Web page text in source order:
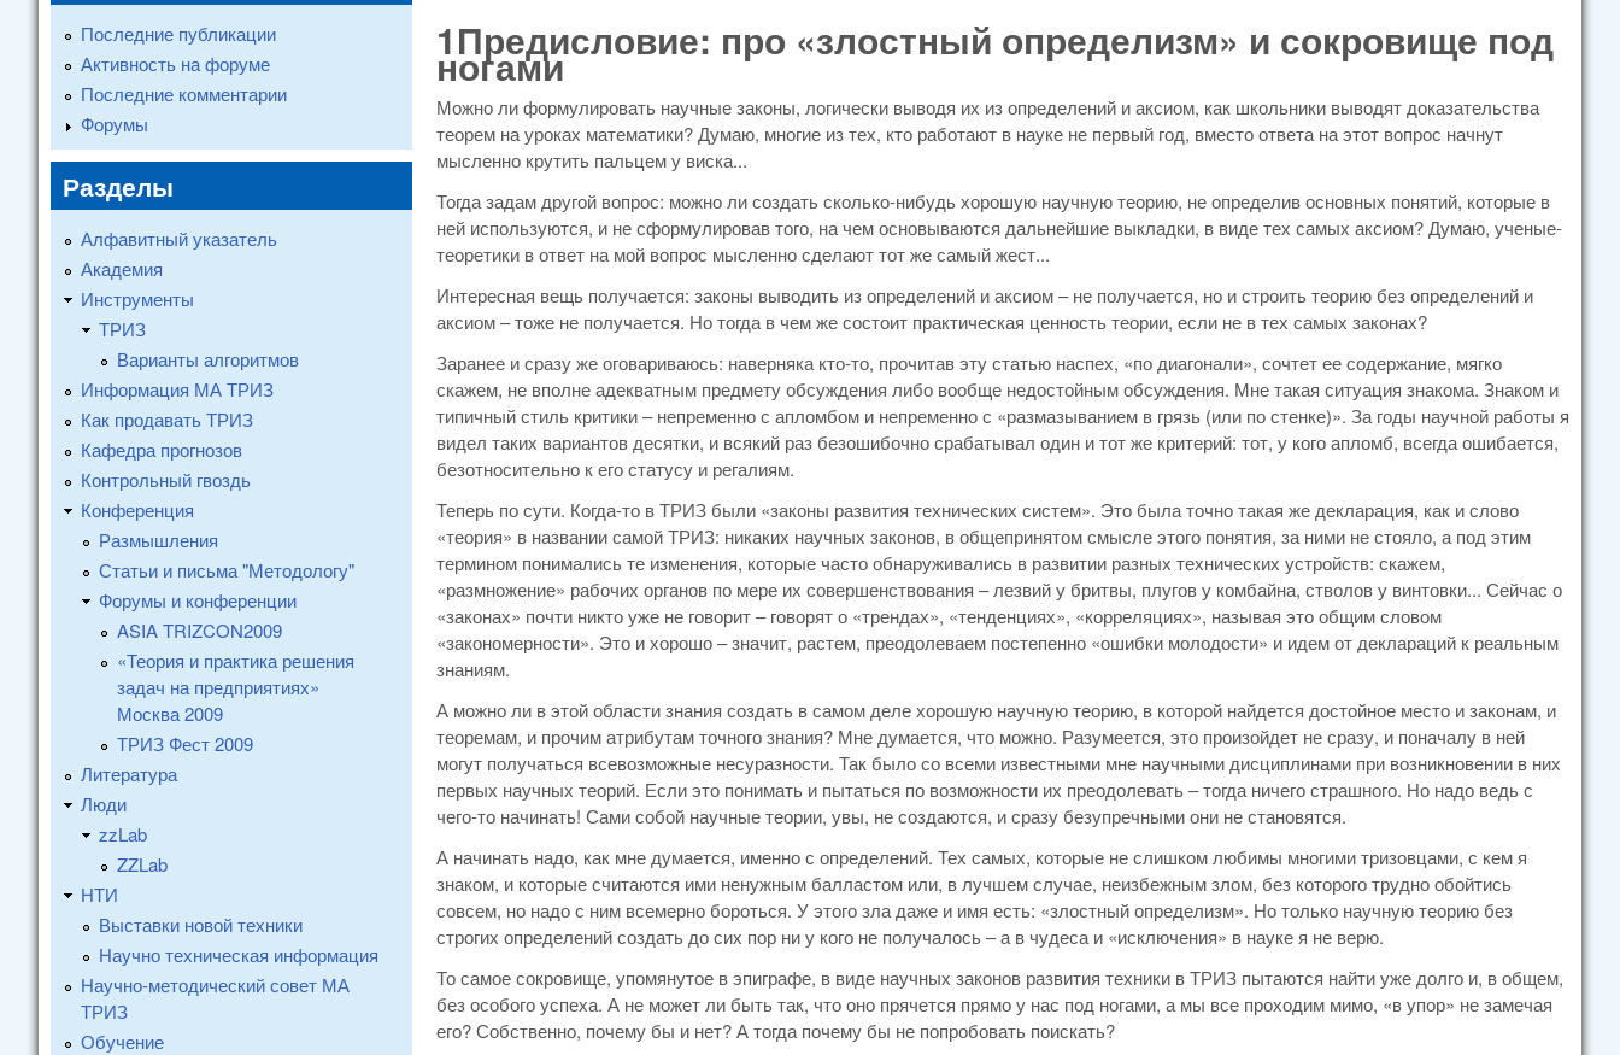
1Предисловие: про «злостный определизм» и сокровище под
ногами
Можно ли формулировать научные законы, логически выводя их из определений и аксиом, как школьники выводят доказательства
теорем на уроках математики? Думаю, многие из тех, кто работают в науке не первый год, вместо ответа на этот вопрос начнут
мысленно крутить пальцем у виска...
Тогда задам другой вопрос: можно ли создать сколько-нибудь хорошую научную теорию, не определив основных понятий, которые в
ней используются, и не сформулировав того, на чем основываются дальнейшие выкладки, в виде тех самых аксиом? Думаю, ученые-
теоретики в ответ на мой вопрос мысленно сделают тот же самый жест...
Интересная вещь получается: законы выводить из определений и аксиом – не получается, но и строить теорию без определений и
аксиом – тоже не получается. Но тогда в чем же состоит практическая ценность теории, если не в тех самых законах?
Заранее и сразу же оговариваюсь: наверняка кто-то, прочитав эту статью наспех, «по диагонали», сочтет ее содержание, мягко
скажем, не вполне адекватным предмету обсуждения либо вообще недостойным обсуждения. Мне такая ситуация знакома. Знаком и
типичный стиль критики – непременно с апломбом и непременно с «размазыванием в грязь (или по стенке)». За годы научной работы я
видел таких вариантов десятки, и всякий раз безошибочно срабатывал один и тот же критерий: тот, у кого апломб, всегда ошибается,
безотносительно к его статусу и регалиям.
Теперь по сути. Когда-то в ТРИЗ были «законы развития технических систем». Это была точно такая же декларация, как и слово
«теория» в названии самой ТРИЗ: никаких научных законов, в общепринятом смысле этого понятия, за ними не стояло, а под этим
термином понимались те изменения, которые часто обнаруживались в развитии разных технических устройств: скажем,
«размножение» рабочих органов по мере их совершенствования – лезвий у бритвы, плугов у комбайна, стволов у винтовки... Сейчас о
«законах» почти никто уже не говорит – говорят о «трендах», «тенденциях», «корреляциях», называя это общим словом
«закономерности». Это и хорошо – значит, растем, преодолеваем постепенно «ошибки молодости» и идем от деклараций к реальным
знаниям.
А можно ли в этой области знания создать в самом деле хорошую научную теорию, в которой найдется достойное место и законам, и
теоремам, и прочим атрибутам точного знания? Мне думается, что можно. Разумеется, это произойдет не сразу, и поначалу в ней
могут получаться всевозможные несуразности. Так было со всеми известными мне научными дисциплинами при возникновении в них
первых научных теорий. Если это понимать и пытаться по возможности их преодолевать – тогда ничего страшного. Но надо ведь с
чего-то начинать! Сами собой научные теории, увы, не создаются, и сразу безупречными они не становятся.
А начинать надо, как мне думается, именно с определений. Тех самых, которые не слишком любимы многими тризовцами, с кем я
знаком, и которые считаются ими ненужным балластом или, в лучшем случае, неизбежным злом, без которого трудно обойтись
совсем, но надо с ним всемерно бороться. У этого зла даже и имя есть: «злостный определизм». Но только научную теорию без
строгих определений создать до сих пор ни у кого не получалось – а в чудеса и «исключения» в науке я не верю.
То самое сокровище, упомянутое в эпиграфе, в виде научных законов развития техники в ТРИЗ пытаются найти уже долго и, в общем,
без особого успеха. А не может ли быть так, что оно прячется прямо у нас под ногами, а мы все проходим мимо, «в упор» не замечая
его? Собственно, почему бы и нет? А тогда почему бы не попробовать поискать?
Последние публикации
Активность на форуме
Последние комментарии
Форумы
Разделы
Алфавитный указатель
Академия
Инструменты
ТРИЗ
Варианты алгоритмов
Информация МА ТРИЗ
Как продавать ТРИЗ
Кафедра прогнозов
Контрольный гвоздь
Конференция
Размышления
Статьи и письма "Методологу"
Форумы и конференции
ASIA TRIZCON2009
«Теория и практика решения
задач на предприятиях»
Москва 2009
ТРИЗ Фест 2009
Литература
Люди
zzLab
ZZLab
НТИ
Выставки новой техники
Научно техническая информация
Научно-методический совет МА
ТРИЗ
Обучение